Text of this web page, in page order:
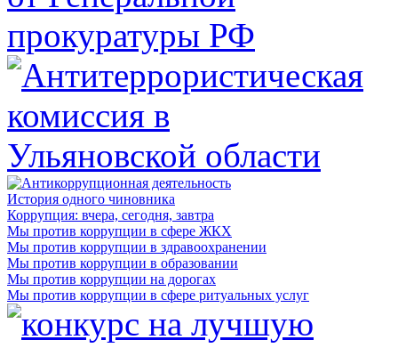
История одного чиновника
Коррупция: вчера, сегодня, завтра
Мы против коррупции в сфере ЖКХ
Мы против коррупции в здравоохранении
Мы против коррупции в образовании
Мы против коррупции на дорогах
Мы против коррупции в сфере ритуальных услуг